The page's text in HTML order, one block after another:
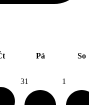
Pá So
31 1